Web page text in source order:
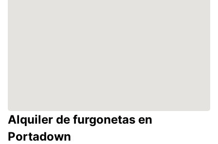
Alquiler de furgonetas en
Portadown